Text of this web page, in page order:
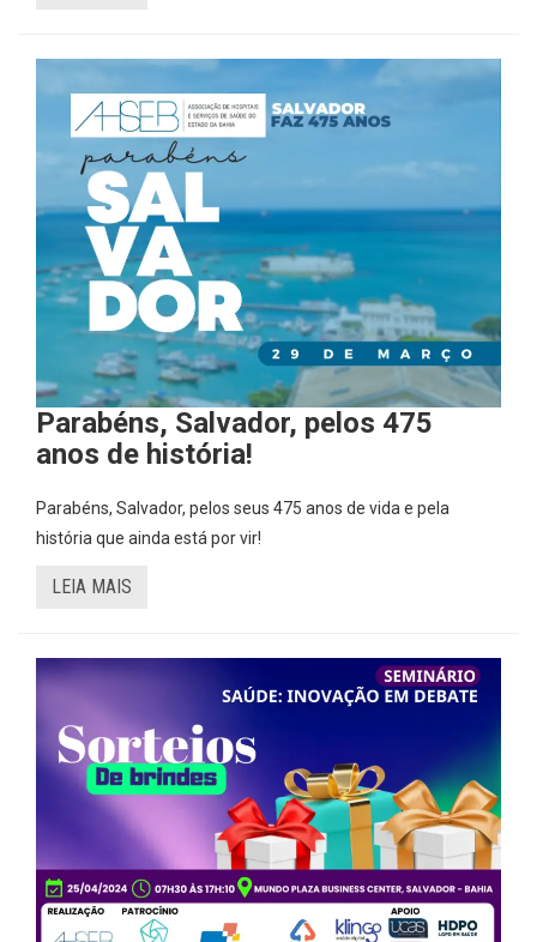
Parabéns, Salvador, pelos 475
anos de história!
Parabéns, Salvador, pelos seus 475 anos de vida e pela
história que ainda está por vir!
LEIA MAIS